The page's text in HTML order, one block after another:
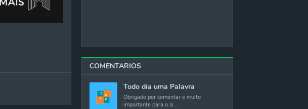
COMENTARIOS
Todo dia uma Palavra
Obrigado por comentar e muito
importante para o si...